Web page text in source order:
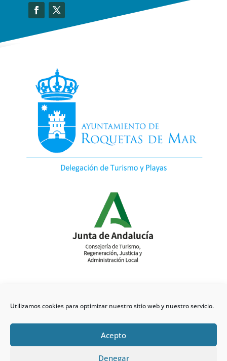
Utilizamos cookies para optimizar nuestro sitio web y nuestro servicio.
Acepto
Denegar